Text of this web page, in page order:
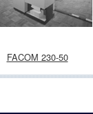
FACOM 230-50